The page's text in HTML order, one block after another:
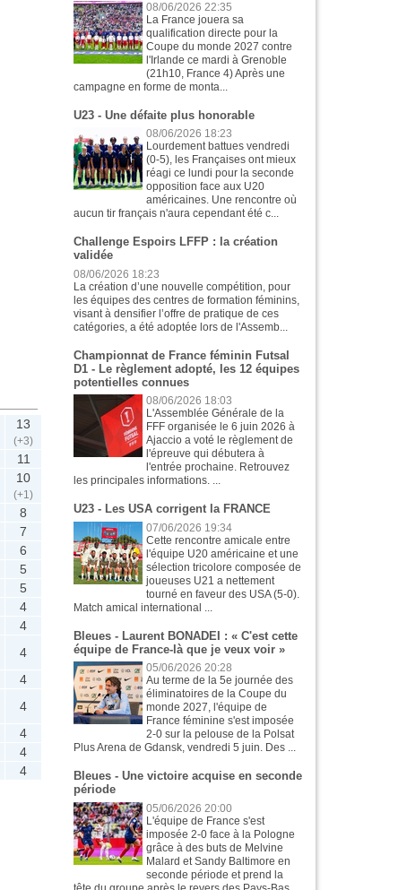
13
(+3)
11
10
(+1)
8
7
6
5
5
4
4
4
4
4
4
4
4
08/06/2026 22:35
La France jouera sa
qualification directe pour la
Coupe du monde 2027 contre
l'Irlande ce mardi à Grenoble
(21h10, France 4) Après une
campagne en forme de monta...
U23 - Une défaite plus honorable
08/06/2026 18:23
Lourdement battues vendredi
(0-5), les Françaises ont mieux
réagi ce lundi pour la seconde
opposition face aux U20
américaines. Une rencontre où
aucun tir français n'aura cependant été c...
Challenge Espoirs LFFP : la création
validée
08/06/2026 18:23
La création d’une nouvelle compétition, pour
les équipes des centres de formation féminins,
visant à densifier l’offre de pratique de ces
catégories, a été adoptée lors de l'Assemb...
Championnat de France féminin Futsal
D1 - Le règlement adopté, les 12 équipes
potentielles connues
08/06/2026 18:03
L'Assemblée Générale de la
FFF organisée le 6 juin 2026 à
Ajaccio a voté le règlement de
l'épreuve qui débutera à
l'entrée prochaine. Retrouvez
les principales informations. ...
U23 - Les USA corrigent la FRANCE
07/06/2026 19:34
Cette rencontre amicale entre
l'équipe U20 américaine et une
sélection tricolore composée de
joueuses U21 a nettement
tourné en faveur des USA (5-0).
Match amical international ...
Bleues - Laurent BONADEI : « C'est cette
équipe de France-là que je veux voir »
05/06/2026 20:28
Au terme de la 5e journée des
éliminatoires de la Coupe du
monde 2027, l'équipe de
France féminine s'est imposée
2-0 sur la pelouse de la Polsat
Plus Arena de Gdansk, vendredi 5 juin. Des ...
Bleues - Une victoire acquise en seconde
période
05/06/2026 20:00
L'équipe de France s'est
imposée 2-0 face à la Pologne
grâce à des buts de Melvine
Malard et Sandy Baltimore en
seconde période et prend la